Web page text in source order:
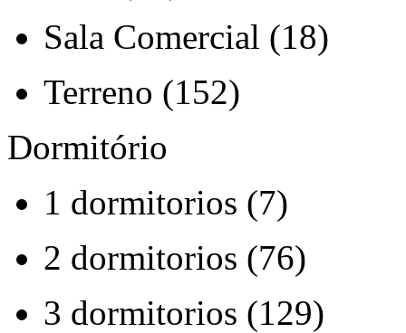
Sala Comercial (18)
Terreno (152)
Dormitório
1 dormitorios (7)
2 dormitorios (76)
3 dormitorios (129)